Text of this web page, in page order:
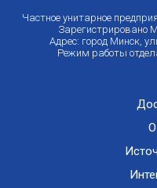
Частное унитарное
Зарегистрировано
Адрес: город Минск,
Режим работы
О